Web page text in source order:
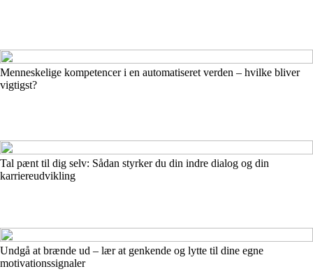
Menneskelige kompetencer i en automatiseret verden – hvilke bliver
vigtigst?
Tal pænt til dig selv: Sådan styrker du din indre dialog og din
karriereudvikling
Undgå at brænde ud – lær at genkende og lytte til dine egne
motivationssignaler